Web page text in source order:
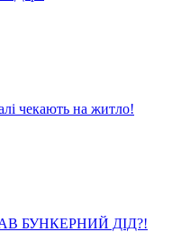
чекають на житло!
БУНКЕРНИЙ ДІД?!